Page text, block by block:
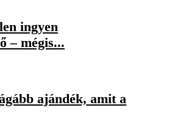
ingyen
– mégis...
ajándék, amit a